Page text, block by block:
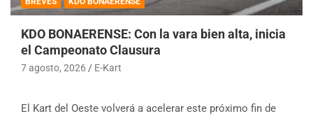
KDO BONAERENSE: Con la vara bien alta, inicia
el Campeonato Clausura
7 agosto, 2026 E-Kart
El Kart del Oeste volverá a acelerar este próximo fin de